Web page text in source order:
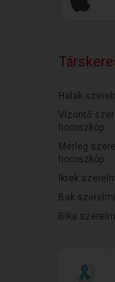
Halak
Vízöntő
horoszkóp
Mérleg
horoszkóp
Ikrek
Bak
Bika